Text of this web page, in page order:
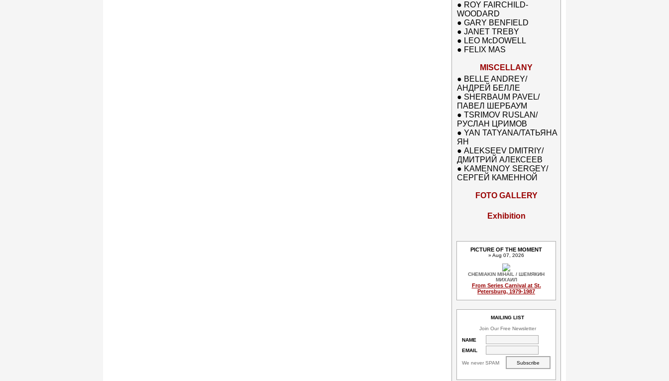
● ROY FAIRCHILD-
WOODARD
● GARY BENFIELD
● JANET TREBY
● LEO McDOWELL
● FELIX MAS
MISCELLANY
● BELLE ANDREY/
АНДРЕЙ БЕЛЛЕ
● SHERBAUM PAVEL/
ПАВЕЛ ШЕРБАУМ
● TSRIMOV RUSLAN/
РУСЛАН ЦРИМОВ
● YAN TATYANA/ТАТЬЯНА
ЯН
● ALEKSEEV DMITRIY/
ДМИТРИЙ АЛЕКСЕЕВ
● KAMENNOY SERGEY/
СЕРГЕЙ КАМЕННОЙ
FOTO GALLERY
Exhibition
PICTURE OF THE MOMENT
» Aug 07, 2026
CHEMIAKIN MIHAIL / ШЕМЯКИН
МИХАИЛ
From Series Carnival at St.
Petersburg, 1979-1987
MAILING LIST
Join Our Free Newsletter
NAME
EMAIL
We never SPAM